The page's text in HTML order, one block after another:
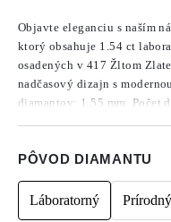
Objavte eleganciu s naším
ktorý obsahuje 1.54 ct
osadených v 417 Žltom
nadčasový dizajn s
diamantov: 1.55 mm. Počet
PÔVOD DIAMANTU
Láboratorný Prírodný